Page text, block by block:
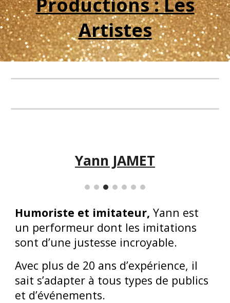
Artistes
Yann JAMET
Humoriste et imitateur, Yann est
un performeur dont les imitations
sont d’une justesse incroyable.
Avec plus de 20 ans d’expérience, il
sait s’adapter à tous types de publics
et d’événements.